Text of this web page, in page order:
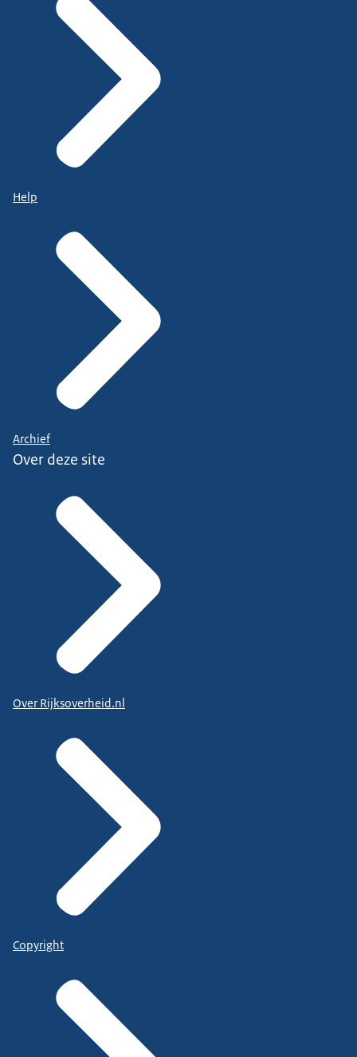
Help
Archief
Over deze site
Over Rijksoverheid.nl
Copyright